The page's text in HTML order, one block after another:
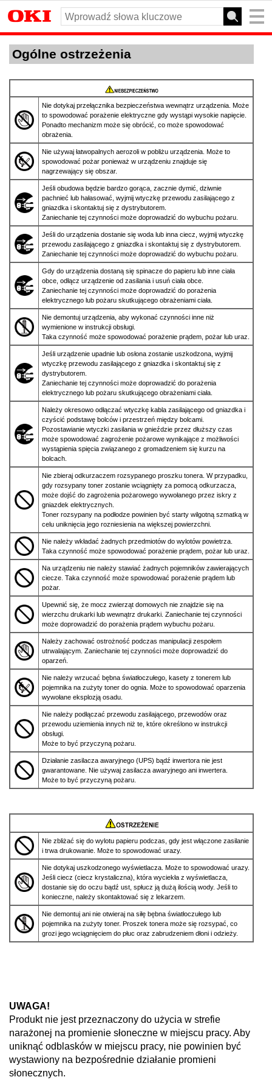
Ogólne ostrzeżenia
Nie dotykaj przełącznika bezpieczeństwa wewnątrz urządzenia. Może
to spowodować porażenie elektryczne gdy wystąpi wysokie napięcie.
Ponadto mechanizm może się obrócić, co może spowodować
obrażenia.
Nie używaj łatwopalnych aerozoli w pobliżu urządzenia. Może to
spowodować pożar ponieważ w urządzeniu znajduje się
nagrzewający się obszar.
Jeśli obudowa będzie bardzo gorąca, zacznie dymić, dziwnie
pachnieć lub hałasować, wyjmij wtyczkę przewodu zasilającego z
gniazdka i skontaktuj się z dystrybutorem.
Zaniechanie tej czynności może doprowadzić do wybuchu pożaru.
Jeśli do urządzenia dostanie się woda lub inna ciecz, wyjmij wtyczkę
przewodu zasilającego z gniazdka i skontaktuj się z dystrybutorem.
Zaniechanie tej czynności może doprowadzić do wybuchu pożaru.
Gdy do urządzenia dostaną się spinacze do papieru lub inne ciała
obce, odłącz urządzenie od zasilania i usuń ciała obce.
Zaniechanie tej czynności może doprowadzić do porażenia
elektrycznego lub pożaru skutkującego obrażeniami ciała.
Nie demontuj urządzenia, aby wykonać czynności inne niż
wymienione w instrukcji obsługi.
Taka czynność może spowodować porażenie prądem, pożar lub uraz.
Jeśli urządzenie upadnie lub osłona zostanie uszkodzona, wyjmij
wtyczkę przewodu zasilającego z gniazdka i skontaktuj się z
dystrybutorem.
Zaniechanie tej czynności może doprowadzić do porażenia
elektrycznego lub pożaru skutkującego obrażeniami ciała.
Należy okresowo odłączać wtyczkę kabla zasilającego od gniazdka i
czyścić podstawę bolców i przestrzeń między bolcami.
Pozostawianie wtyczki zasilania w gnieździe przez dłuższy czas
może spowodować zagrożenie pożarowe wynikające z możliwości
wystąpienia spięcia związanego z gromadzeniem się kurzu na
bolcach.
Nie zbieraj odkurzaczem rozsypanego proszku tonera. W przypadku,
gdy rozsypany toner zostanie wciągnięty za pomocą odkurzacza,
może dojść do zagrożenia pożarowego wywołanego przez iskry z
gniazdek elektrycznych.
Toner rozsypany na podłodze powinien być starty wilgotną szmatką w
celu uniknięcia jego rozniesienia na większej powierzchni.
Nie należy wkładać żadnych przedmiotów do wylotów powietrza.
Taka czynność może spowodować porażenie prądem, pożar lub uraz.
Na urządzeniu nie należy stawiać żadnych pojemników zawierających
ciecze. Taka czynność może spowodować porażenie prądem lub
pożar.
Upewnić się, że mocz zwierząt domowych nie znajdzie się na
wierzchu drukarki lub wewnątrz drukarki. Zaniechanie tej czynności
może doprowadzić do porażenia prądem wybuchu pożaru.
Należy zachować ostrożność podczas manipulacji zespołem
utrwalającym. Zaniechanie tej czynności może doprowadzić do
oparzeń.
Nie należy wrzucać bębna światłoczułego, kasety z tonerem lub
pojemnika na zużyty toner do ognia. Może to spowodować oparzenia
wywołane eksplozją osadu.
Nie należy podłączać przewodu zasilającego, przewodów oraz
przewodu uziemienia innych niż te, które określono w instrukcji
obsługi.
Może to być przyczyną pożaru.
Działanie zasilacza awaryjnego (UPS) bądź inwertora nie jest
gwarantowane. Nie używaj zasilacza awaryjnego ani inwertera.
Może to być przyczyną pożaru.
Nie zbliżać się do wylotu papieru podczas, gdy jest włączone zasilanie
i trwa drukowanie. Może to spowodować urazy.
Nie dotykaj uszkodzonego wyświetlacza. Może to spowodować urazy.
Jeśli ciecz (ciecz krystaliczna), która wyciekła z wyświetlacza,
dostanie się do oczu bądź ust, spłucz ją dużą ilością wody. Jeśli to
konieczne, należy skontaktować się z lekarzem.
Nie demontuj ani nie otwieraj na siłę bębna światłoczułego lub
pojemnika na zużyty toner. Proszek tonera może się rozsypać, co
grozi jego wciągnięciem do płuc oraz zabrudzeniem dłoni i odzieży.
UWAGA!
Produkt nie jest przeznaczony do użycia w strefie
narażonej na promienie słoneczne w miejscu pracy. Aby
uniknąć odblasków w miejscu pracy, nie powinien być
wystawiony na bezpośrednie działanie promieni
słonecznych.